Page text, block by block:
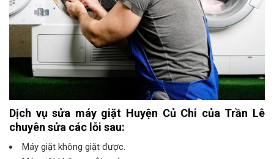
Dịch vụ sửa máy giặt Huyện Củ Chi của Trần Lê
chuyên sửa các lỗi sau:
Máy giặt không giặt được.